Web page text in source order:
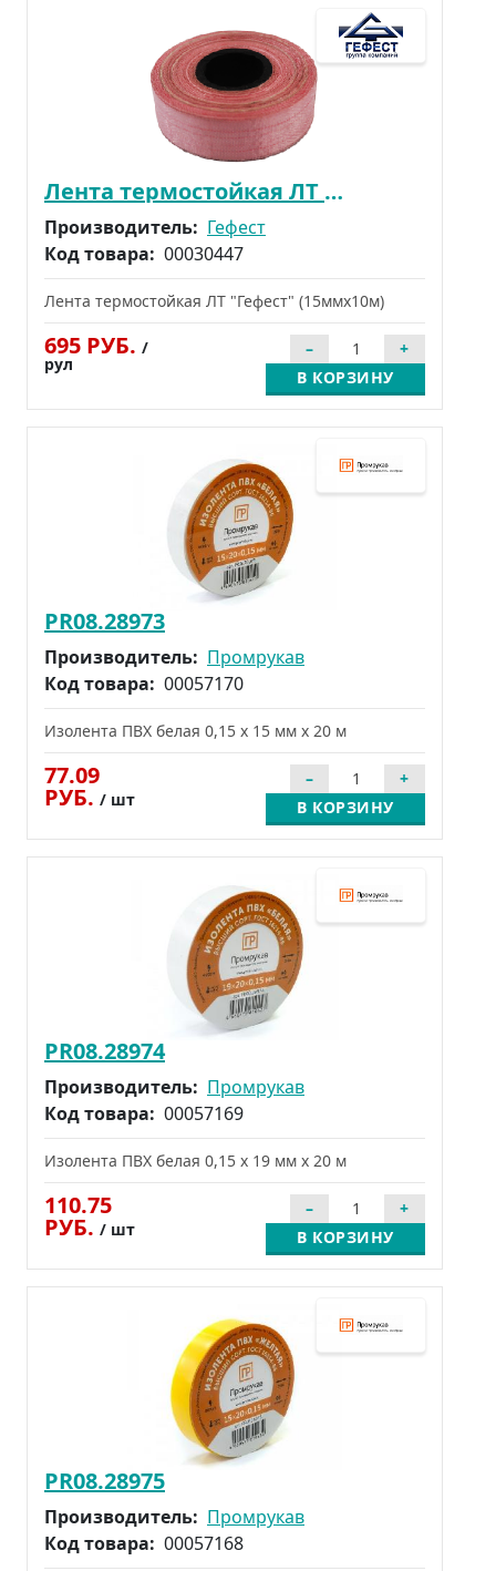
Лента термостойкая ЛТ "Гефест" (15ммх10м)
Производитель: Гефест
Код товара: 00030447
Лента термостойкая ЛТ "Гефест" (15ммх10м)
695 РУБ. /
рул
В КОРЗИНУ
PR08.28973
Производитель: Промрукав
Код товара: 00057170
Изолента ПВХ белая 0,15 x 15 мм х 20 м
77.09
РУБ. / шт В КОРЗИНУ
PR08.28974
Производитель: Промрукав
Код товара: 00057169
Изолента ПВХ белая 0,15 x 19 мм х 20 м
110.75
РУБ. / шт В КОРЗИНУ
PR08.28975
Производитель: Промрукав
Код товара: 00057168